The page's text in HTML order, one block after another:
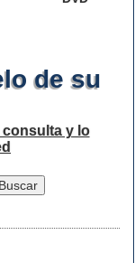
de su
y lo